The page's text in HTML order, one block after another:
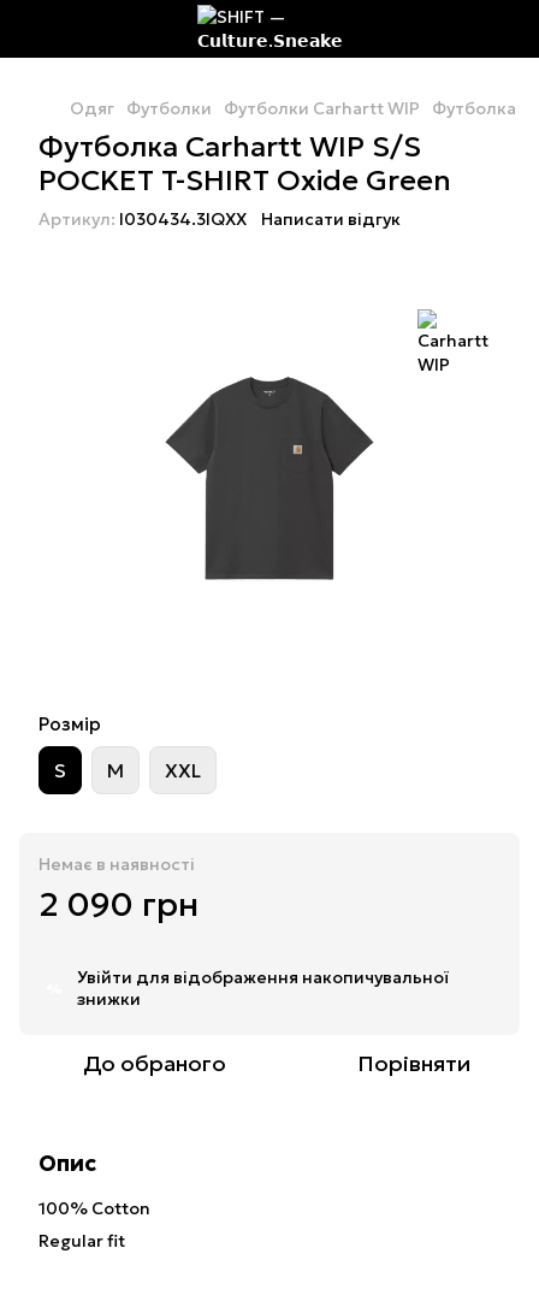
Одяг Футболки Футболки Carhartt WIP Футболка
Футболка Carhartt WIP S/S
POCKET T-SHIRT Oxide Green
Артикул: I030434.3IQXX Написати відгук
Розмір
S M XXL
Немає в наявності
2 090 грн
Увійти для відображення накопичувальної
знижки
До обраного Порівняти
Опис
100% Cotton
Regular fit